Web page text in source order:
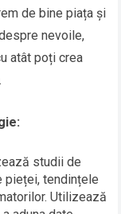
de bine piața și
nevoile,
atât poți crea
studii de
pieței, tendințele
Utilizează